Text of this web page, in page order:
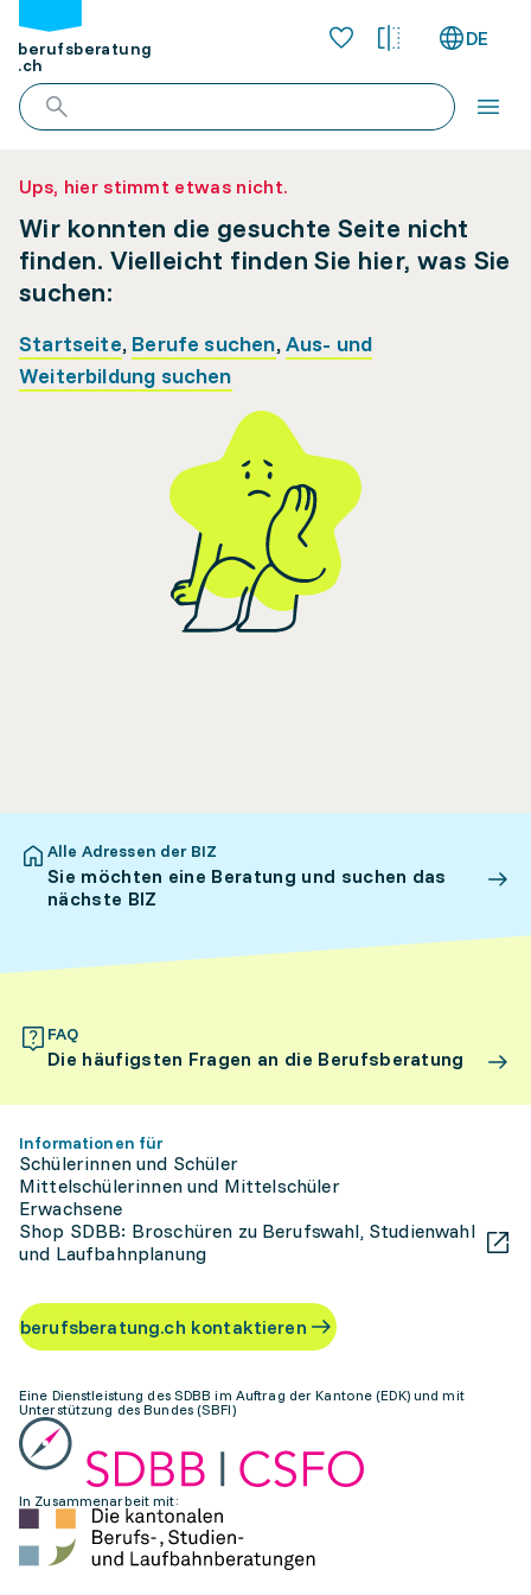
berufsberatung
.ch
DE
Ups, hier stimmt etwas nicht.
Wir konnten die gesuchte Seite nicht
finden. Vielleicht finden Sie hier, was Sie
suchen:
Startseite, Berufe suchen,Aus- und
Weiterbildung suchen
Alle Adressen der BIZ
Sie möchten eine Beratung und suchen das
nächste BIZ
FAQ
Die häufigsten Fragen an die Berufsberatung
Informationen für
Schülerinnen und Schüler
Mittelschülerinnen und Mittelschüler
Erwachsene
Shop SDBB: Broschüren zu Berufswahl, Studienwahl
und Laufbahnplanung
berufsberatung.ch kontaktieren
Eine Dienstleistung des SDBB im Auftrag der Kantone (EDK) und mit
Unterstützung des Bundes (SBFI)
In Zusammenarbeit mit: